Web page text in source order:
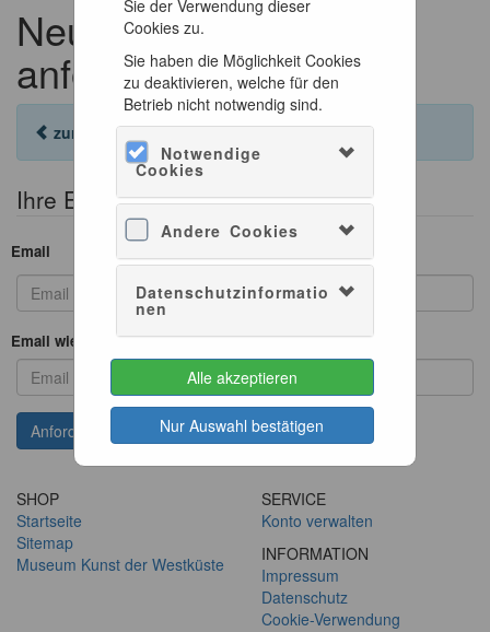
Sie der Verwendung dieser
Cookies zu.
Sie haben die Möglichkeit Cookies
zu deaktivieren, welche für den
Betrieb nicht notwendig sind.
Notwendige
Cookies
Andere Cookies
Datenschutzinformatio
nen
Alle akzeptieren
Nur Auswahl bestätigen
Neues Passwort
anfordern
zurück zur Anmeldung
Ihre Emailadresse angeben
Email
Email wiederholen
SHOP
Startseite
Sitemap
Museum Kunst der Westküste
SERVICE
Konto verwalten
INFORMATION
Impressum
Datenschutz
Cookie-Verwendung